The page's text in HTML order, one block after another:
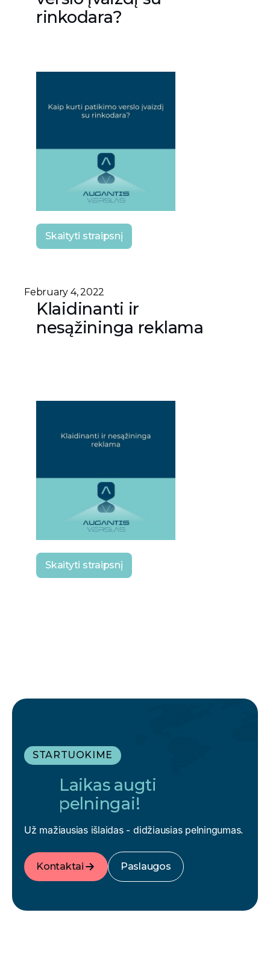
rinkodara?
Skaityti straipsnį
February 4, 2022
Klaidinanti ir
nesąžininga reklama
Skaityti straipsnį
STARTUOKIME
Laikas augti
pelningai!
Už mažiausias išlaidas - didžiausias pelningumas.
Kontaktai Paslaugos